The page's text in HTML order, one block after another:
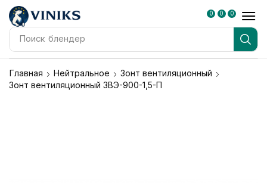
Поиск блендер
0 0 0
Главная Нейтральное
Зонт вентиляционный
Зонт вентиляционный ЗВЭ-900-1,5-П